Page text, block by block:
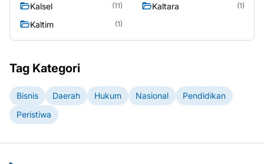
Kalsel (11) Kaltara (1)
Kaltim (1)
Tag Kategori
Bisnis Daerah Hukum Nasional
Pendidikan
Peristiwa